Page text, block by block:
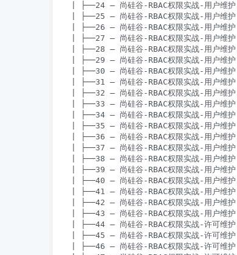
| ├──24 – 尚硅谷-RBAC权限实战-用户
| ├──25 – 尚硅谷-RBAC权限实战-用户维
| ├──26 – 尚硅谷-RBAC权限实战-用户维
| ├──27 – 尚硅谷-RBAC权限实战-用户
| ├──28 – 尚硅谷-RBAC权限实战-用户
| ├──29 – 尚硅谷-RBAC权限实战-用户
| ├──30 – 尚硅谷-RBAC权限实战-用户
| ├──31 – 尚硅谷-RBAC权限实战-用户
| ├──32 – 尚硅谷-RBAC权限实战-用户
| ├──33 – 尚硅谷-RBAC权限实战-用户
| ├──34 – 尚硅谷-RBAC权限实战-用户
| ├──35 – 尚硅谷-RBAC权限实战-用户
| ├──36 – 尚硅谷-RBAC权限实战-用户
| ├──37 – 尚硅谷-RBAC权限实战-用户
| ├──38 – 尚硅谷-RBAC权限实战-用户
| ├──39 – 尚硅谷-RBAC权限实战-用户
| ├──40 – 尚硅谷-RBAC权限实战-用户
| ├──41 – 尚硅谷-RBAC权限实战-用户维
| ├──42 – 尚硅谷-RBAC权限实战-用户
| ├──43 – 尚硅谷-RBAC权限实战-用户
| ├──44 – 尚硅谷-RBAC权限实战-许可
| ├──45 – 尚硅谷-RBAC权限实战-许可
| ├──46 – 尚硅谷-RBAC权限实战-许可